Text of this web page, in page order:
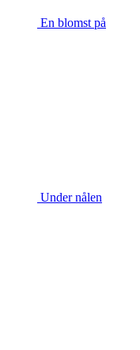
En blomst på
Under nålen